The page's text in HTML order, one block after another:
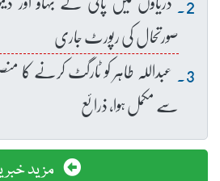
صورتحال کی رپورٹ جاری
عبداللہ طاہر کو ٹارگٹ کرنے کا
سے مکمل ہوا، ذرائع
مزید